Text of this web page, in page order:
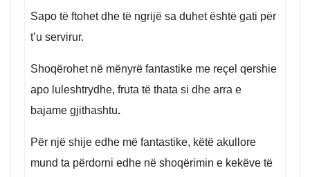
Sapo të ftohet dhe të ngrijë sa duhet është gati për
t’u servirur.
Shoqërohet në mënyrë fantastike me reçel qershie
apo luleshtrydhe, fruta të thata si dhe arra e
bajame gjithashtu.
Për një shije edhe më fantastike, këtë akullore
mund ta përdorni edhe në shoqërimin e kekëve të